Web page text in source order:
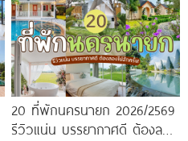
20 ที่พักนครนายก 2026/2569
รีวิวแน่น บรรยากาศดี ต้องลอง